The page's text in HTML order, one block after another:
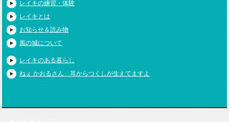
レイキの練習・体験
レイキとは
お知らせ＆読み物
風の城について
レイキのある暮らし
ねぇ かおるさん 耳からつくしが生えてますよ